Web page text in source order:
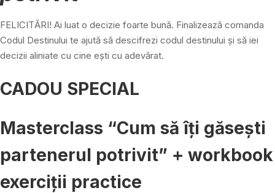
FELICITĂRI! Ai luat o decizie foarte bună. Finalizează comanda
Codul Destinului te ajută să descifrezi codul destinului și să iei
decizii aliniate cu cine ești cu adevărat.
CADOU SPECIAL
Masterclass “Cum să îți găsești
partenerul potrivit” + workbook
exerciții practice